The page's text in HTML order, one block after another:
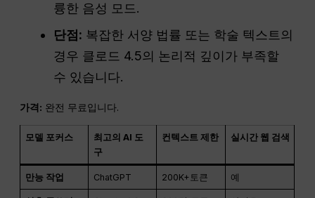
륭한 음성 모드.
단점: 복잡한 서양 법률 또는 학술 텍스트의
경우 클로드 4.5의 논리적 깊이가 부족할
수 있습니다.
가격: 완전 무료입니다.
모델 포커스
최고의 AI 도
구
컨텍스트 제한 실시간 웹 검색
만능 작업 ChatGPT 200K+토큰 예